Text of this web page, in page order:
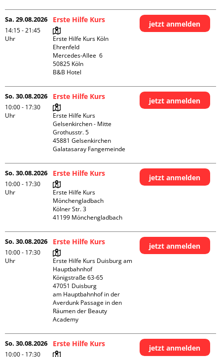
Sa. 29.08.2026
14:15 - 21:45
Uhr
Erste Hilfe Kurs
Erste Hilfe Kurs Köln
Ehrenfeld
Mercedes-Allee  6
50825 Köln
B&B Hotel
jetzt anmelden
So. 30.08.2026
10:00 - 17:30
Uhr
Erste Hilfe Kurs
Erste Hilfe Kurs
Gelsenkirchen - Mitte
Grothusstr. 5
45881 Gelsenkirchen
Galatasaray Fangemeinde
jetzt anmelden
So. 30.08.2026
10:00 - 17:30
Uhr
Erste Hilfe Kurs
Erste Hilfe Kurs
Mönchengladbach
Kölner Str. 3
jetzt anmelden
So. 30.08.2026
10:00 - 17:30
Uhr
Erste Hilfe Kurs
Erste Hilfe Kurs Duisburg am
Hauptbahnhof
Königstraße 63-65
47051 Duisburg
am Hauptbahnhof in der
Averdunk Passage in den
Räumen der Beauty
Academy
jetzt anmelden
So. 30.08.2026
10:00 - 17:30
Erste Hilfe Kurs jetzt anmelden